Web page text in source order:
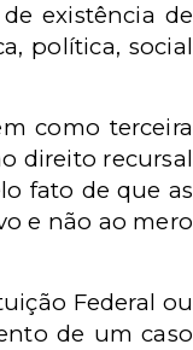
existência de
política, social
como terceira
direito recursal
fato de que as
e não ao mero
Federal ou
de um caso